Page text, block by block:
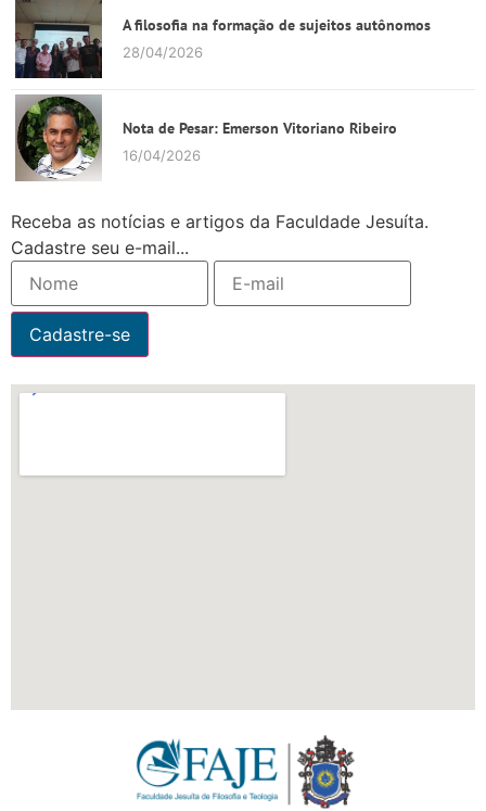
A filosofia na formação de sujeitos autônomos
28/04/2026
Nota de Pesar: Emerson Vitoriano Ribeiro
16/04/2026
Receba as notícias e artigos da Faculdade Jesuíta.
Cadastre seu e-mail...